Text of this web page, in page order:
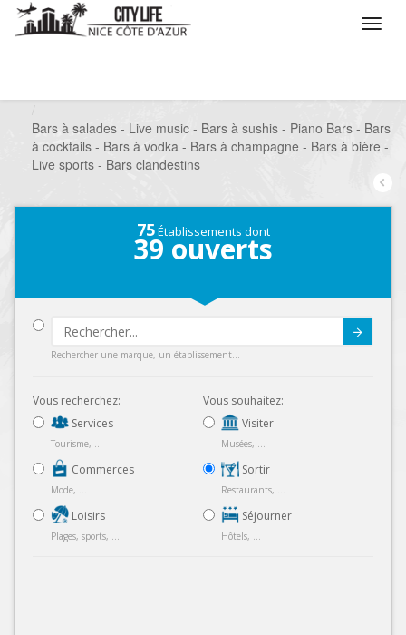
Bars à salades - Live music - Bars à sushis - Piano Bars - Bars
à cocktails - Bars à vodka - Bars à champagne - Bars à bière -
Live sports - Bars clandestins
75Établissements dont
39 ouverts
Rechercher une marque, un établissement...
Vous recherchez:
Services
Tourisme, ...
Commerces
Mode, ...
Loisirs
Plages, sports, ...
Vous souhaitez:
Visiter
Musées, ...
Sortir
Restaurants, ...
Séjourner
Hôtels, ...